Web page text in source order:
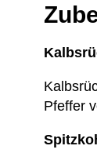
Pfeffer